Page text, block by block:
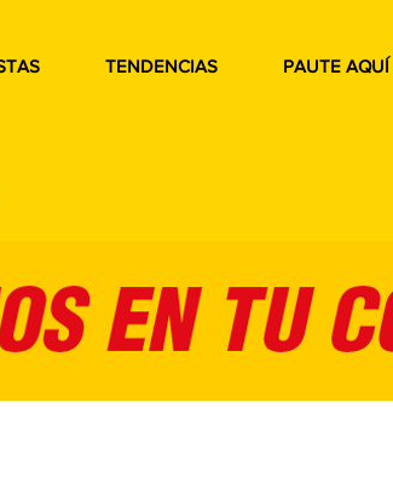
TENDENCIAS PAUTE AQUÍ